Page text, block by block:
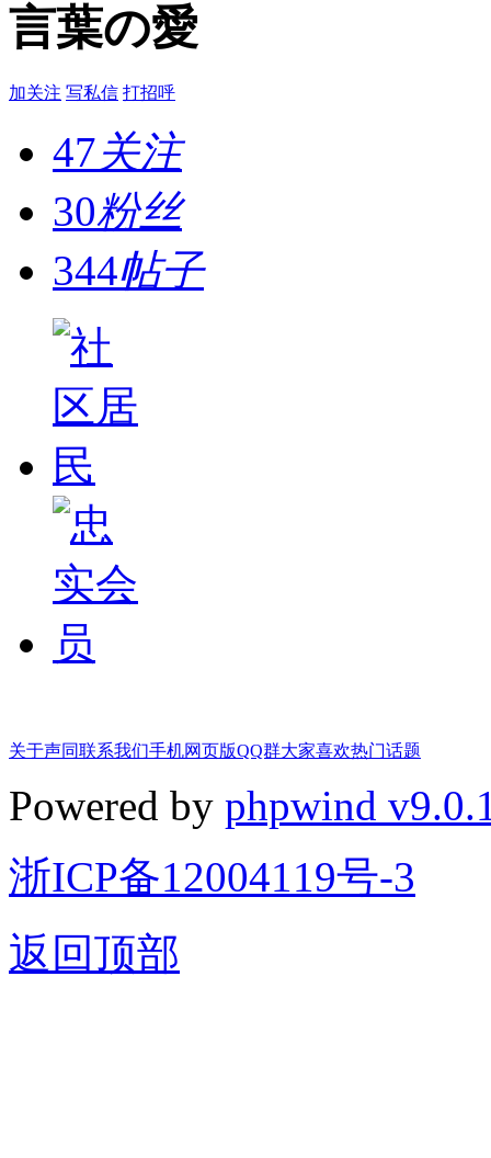
言葉の愛
加关注 写私信 打招呼
47关注
30粉丝
344帖子
关于声同联系我们手机网页版QQ群大家喜欢热门话题
Powered by phpwind
浙ICP备12004119号-3
返回顶部